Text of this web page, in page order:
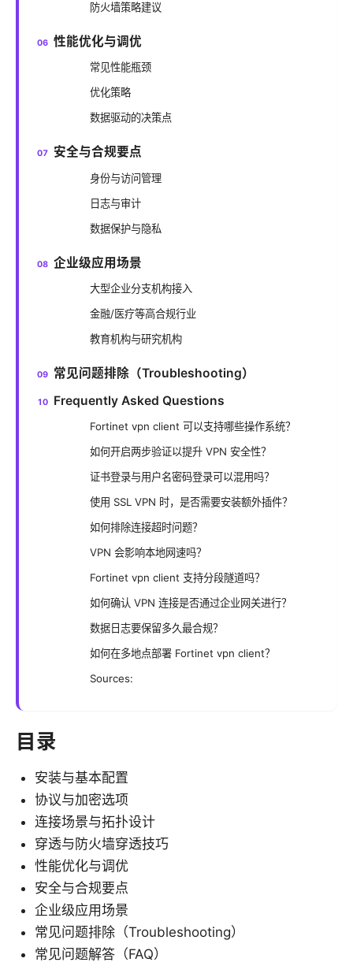
防火墙策略建议
性能优化与调优
常见性能瓶颈
优化策略
数据驱动的决策点
安全与合规要点
身份与访问管理
日志与审计
数据保护与隐私
企业级应用场景
大型企业分支机构接入
金融/医疗等高合规行业
教育机构与研究机构
常见问题排除（Troubleshooting）
Frequently Asked Questions
Fortinet vpn client 可以支持哪些操作系统？
如何开启两步验证以提升 VPN 安全性？
证书登录与用户名密码登录可以混用吗？
使用 SSL VPN 时，是否需要安装额外插件？
如何排除连接超时问题？
VPN 会影响本地网速吗？
Fortinet vpn client 支持分段隧道吗？
如何确认 VPN 连接是否通过企业网关进行？
数据日志要保留多久最合规？
如何在多地点部署 Fortinet vpn client？
Sources:
目录
安装与基本配置
协议与加密选项
连接场景与拓扑设计
穿透与防火墙穿透技巧
性能优化与调优
安全与合规要点
企业级应用场景
常见问题排除（Troubleshooting）
常见问题解答（FAQ）